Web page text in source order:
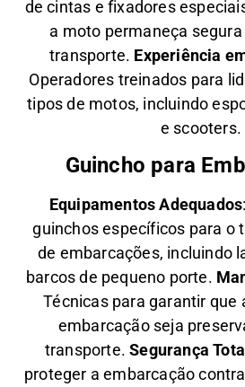
de cintas e fixadores
a moto permaneça
transporte. Experiência
Operadores treinados para
tipos de motos, incluindo
e scooters.
Guincho para
Equipamentos Adequados
guinchos específicos para o
de embarcações, incluindo
barcos de pequeno porte.
Técnicas para garantir que
embarcação seja
transporte.Segurança Total
proteger a embarcação